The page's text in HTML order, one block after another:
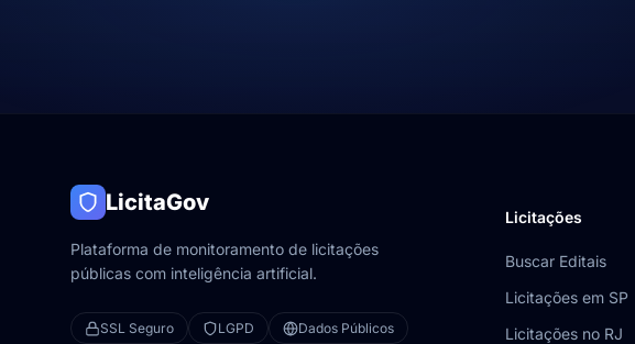
LicitaGov
Plataforma de monitoramento de licitações
públicas com inteligência artificial.
SSL Seguro LGPD Dados Públicos
Licitações
Buscar Editais
Licitações em SP
Licitações no RJ